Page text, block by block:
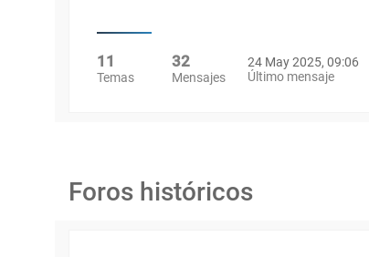
11
Temas
32
Mensajes
24 May 2025, 09:06
Último mensaje
Foros históricos